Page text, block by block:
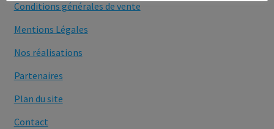
Conditions générales de vente
Mentions Légales
Nos réalisations
Partenaires
Plan du site
Contact